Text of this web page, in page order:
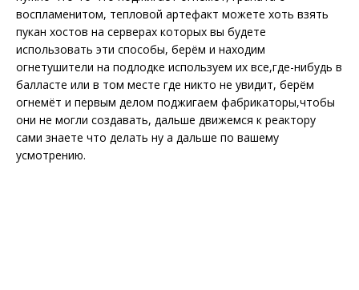
воспламенитом, тепловой артефакт можете хоть взять
пукан хостов на серверах которых вы будете
использовать эти способы, берём и находим
огнетушители на подлодке используем их все,где-нибудь в
балласте или в том месте где никто не увидит, берём
огнемёт и первым делом поджигаем фабрикаторы,чтобы
они не могли создавать, дальше движемся к реактору
сами знаете что делать ну а дальше по вашему
усмотрению.